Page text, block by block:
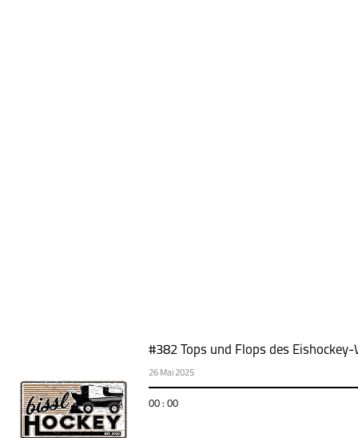
#382 Tops und Flops des Eishockey-
26 Mai 2025
00 : 00